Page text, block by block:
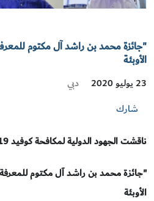
"جائزة محمد بن راشد آل مكتوم
الأوبئة
23 يوليو 2020
دبي
شارك
ناقشت الجهود الدولية لمكافحة كوفيد 19
"جائزة محمد بن راشد آل مكتوم
الأوبئة